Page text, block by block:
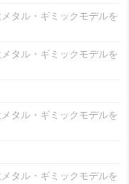
タル・ギミックモデルを
タル・ギミックモデルを
タル・ギミックモデルを
タル・ギミックモデルを